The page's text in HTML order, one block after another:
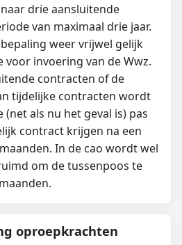
drie aansluitende
van maximaal drie jaar.
weer vrijwel gelijk
voor invoering van de Wwz.
contracten of de
tijdelijke contracten wordt
als nu het geval is) pas
contract krijgen na een
In de cao wordt wel
om de tussenpoos te
oproepkrachten